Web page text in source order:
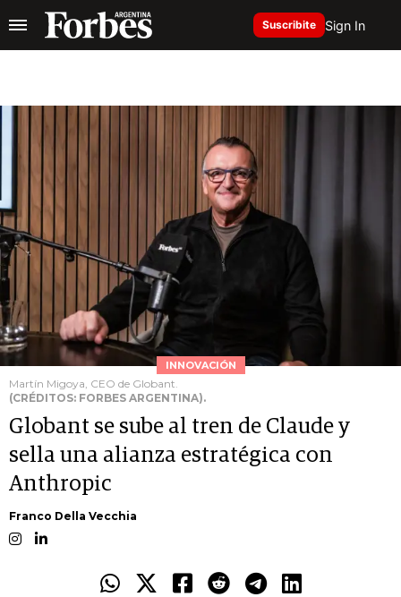
Suscribite Sign In
INNOVACIÓN
Martín Migoya, CEO de Globant.
(CRÉDITOS: FORBES ARGENTINA).
Globant se sube al tren de Claude y
sella una alianza estratégica con
Anthropic
Franco Della Vecchia